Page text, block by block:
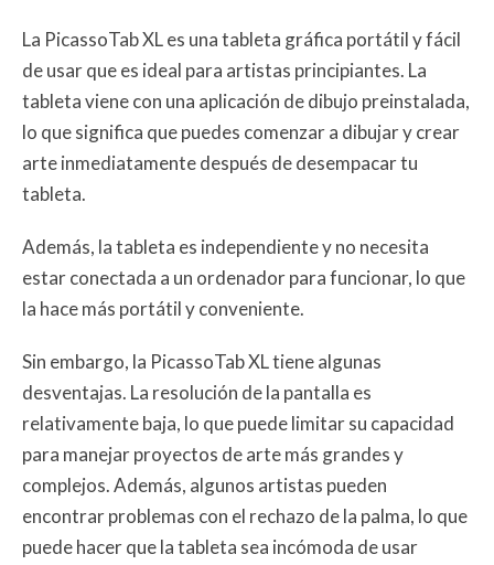
La PicassoTab XL es una tableta gráfica portátil y fácil
de usar que es ideal para artistas principiantes. La
tableta viene con una aplicación de dibujo preinstalada,
lo que significa que puedes comenzar a dibujar y crear
arte inmediatamente después de desempacar tu
tableta.
Además, la tableta es independiente y no necesita
estar conectada a un ordenador para funcionar, lo que
la hace más portátil y conveniente.
Sin embargo, la PicassoTab XL tiene algunas
desventajas. La resolución de la pantalla es
relativamente baja, lo que puede limitar su capacidad
para manejar proyectos de arte más grandes y
complejos. Además, algunos artistas pueden
encontrar problemas con el rechazo de la palma, lo que
puede hacer que la tableta sea incómoda de usar